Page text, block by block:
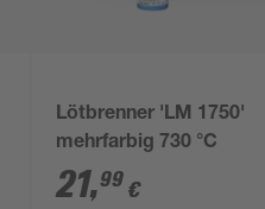
Lötbrenner 'LM 1750'
mehrfarbig 730 °C
21,99 €